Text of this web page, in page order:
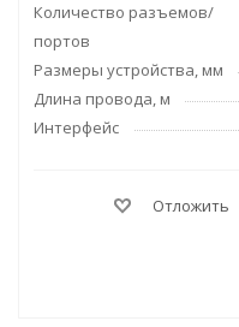
Количество разъемов/
портов
Размеры устройства, мм
Длина провода, м
Интерфейс
Отложить